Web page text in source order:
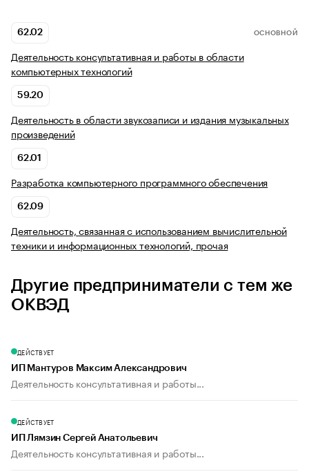
62.02 ОСНОВНОЙ
Деятельность консультативная и работы в области
компьютерных технологий
59.20
Деятельность в области звукозаписи и издания музыкальных
произведений
62.01
Разработка компьютерного программного обеспечения
62.09
Деятельность, связанная с использованием вычислительной
техники и информационных технологий, прочая
Другие предприниматели с тем же
ОКВЭД
ДЕЙСТВУЕТ
ИП Мантуров Максим Александрович
Деятельность консультативная и работы...
ДЕЙСТВУЕТ
ИП Лямзин Сергей Анатольевич
Деятельность консультативная и работы...